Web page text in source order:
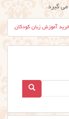
می گیرد.
خرید آموزش زبان کودکان